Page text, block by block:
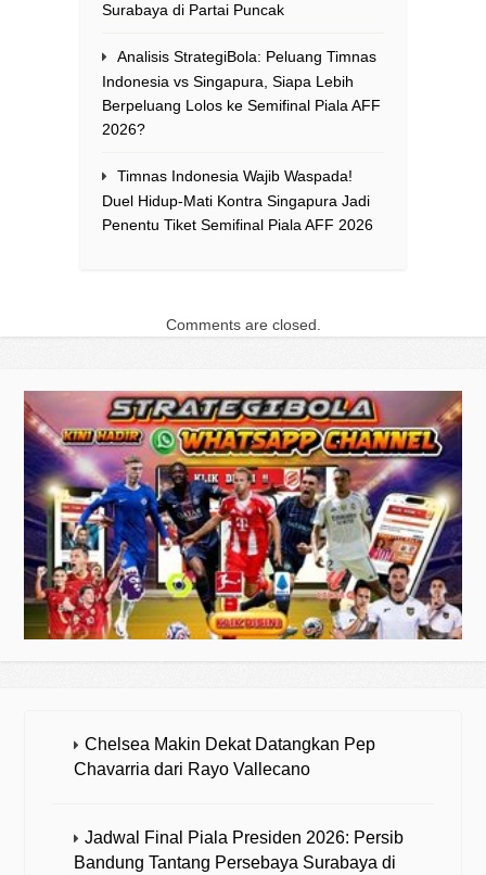
Surabaya di Partai Puncak
Analisis StrategiBola: Peluang Timnas
Indonesia vs Singapura, Siapa Lebih
Berpeluang Lolos ke Semifinal Piala AFF
2026?
Timnas Indonesia Wajib Waspada!
Duel Hidup-Mati Kontra Singapura Jadi
Penentu Tiket Semifinal Piala AFF 2026
Comments are closed.
Chelsea Makin Dekat Datangkan Pep
Chavarria dari Rayo Vallecano
Jadwal Final Piala Presiden 2026: Persib
Bandung Tantang Persebaya Surabaya di